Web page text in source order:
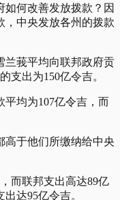
如何改善发放拨款？因
，中央发放各州的拨款
兰莪平均向联邦政府贡
支出为150亿令吉。
平均为107亿令吉，而
高于他们所缴纳给中央
而联邦支出高达89亿
达95亿令吉。